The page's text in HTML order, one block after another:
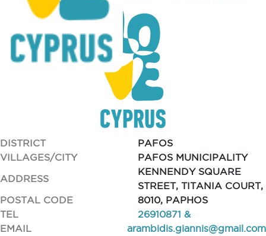
DISTRICT
PAFOS
VILLAGES/CITY
PAFOS MUNICIPALITY
ADDRESS
KENNENDY SQUARE
STREET, TITANIA COURT,
POSTAL CODE
8010, PAPHOS
TEL
26910871 &
EMAIL
arambidis.giannis@gmail.com